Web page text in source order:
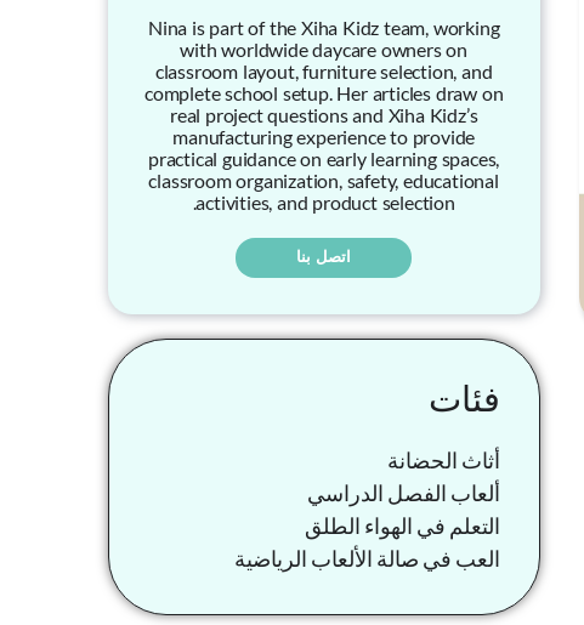
Nina is part of the Xiha Kidz team, working
with worldwide daycare owners on
classroom layout, furniture selection, and
complete school setup. Her articles draw on
real project questions and Xiha Kidz’s
manufacturing experience to provide
practical guidance on early learning spaces,
classroom organization, safety, educational
activities, and product selection.
اتصل بنا
فئات
أثاث الحضانة
ألعاب الفصل الدراسي
التعلم في الهواء الطلق
العب في صالة الألعاب الرياضية